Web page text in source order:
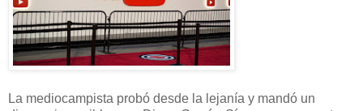
La mediocampista probó desde la lejanía y mandó un